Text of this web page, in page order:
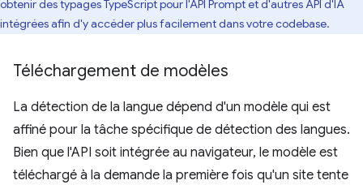
obtenir des typages TypeScript pour l'API Prompt et d'autres API d'IA
intégrées afin d'y accéder plus facilement dans votre codebase.
Téléchargement de modèles
La détection de la langue dépend d'un modèle qui est
affiné pour la tâche spécifique de détection des langues.
Bien que l'API soit intégrée au navigateur, le modèle est
téléchargé à la demande la première fois qu'un site tente